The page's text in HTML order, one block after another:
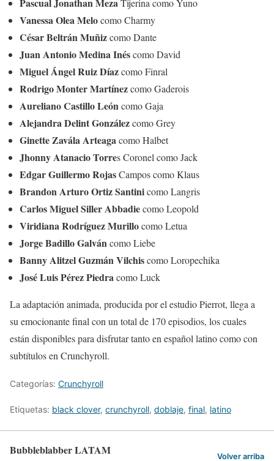
Tijerina como Yuno
Vanessa Olea Melocomo Charmy
César Beltrán Muñizcomo Dante
Juan Antonio Medina Inéscomo David
Miguel Ángel Ruiz Díazcomo Finral
Rodrigo Monter Martínezcomo Gaderois
Aureliano Castillo Leóncomo Gaja
Alejandra Delint Gonzálezcomo Grey
Ginette Zavála Arteagacomo Halbet
Jhonny Atanacio Torres Coronel como Jack
Edgar Guillermo RojasCampos como Klaus
Brandon Arturo Ortiz Santinicomo Langris
Carlos Miguel Siller Abbadiecomo Leopold
Viridiana Rodríguez Murillocomo Letua
Jorge Badillo Galváncomo Liebe
Banny Alitzel Guzmán Vilchiscomo Loropechika
José Luis Pérez Piedracomo Luck
La adaptación animada, producida por el estudio Pierrot, llega a
su emocionante final con un total de 170 episodios, los cuales
están disponibles para disfrutar tanto en español latino como con
subtítulos en Crunchyroll.
Categorías: Crunchyroll
Etiquetas: black clover, crunchyroll, doblaje, final, latino
Bubbleblabber LATAM Volver arriba